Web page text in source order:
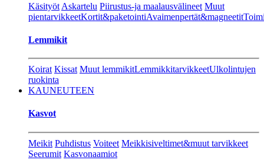
Käsityöt Askartelu Piirustus-ja maalausvälineet Muut
pientarvikkeetKortit&paketointiAvaimenpertät&magneetit
Lemmikit
Koirat Kissat Muut lemmikitLemmikkitarvikkeetUlkolintujen
ruokinta
KAUNEUTEEN
Kasvot
Meikit Puhdistus Voiteet Meikkisiveltimet&muut tarvikkeet
Seerumit Kasvonaamiot